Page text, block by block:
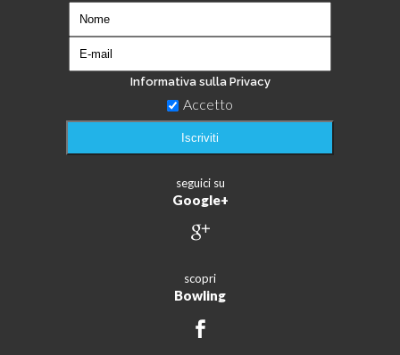
Informativa sulla Privacy
Accetto
seguici su
Google+
scopri
Bowling